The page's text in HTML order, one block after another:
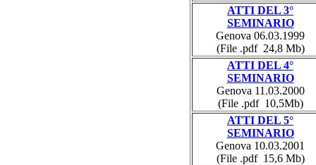
ATTI DEL 3°
SEMINARIO
Genova 06.03.1999
(File .pdf 24,8 Mb)
ATTI DEL 4°
SEMINARIO
Genova 11.03.2000
(File .pdf 10,5Mb)
ATTI DEL 5°
SEMINARIO
Genova 10.03.2001
(File .pdf 15,6 Mb)